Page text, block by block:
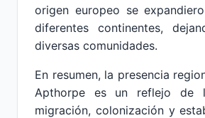
origen europeo se
diferentes continentes,
diversas comunidades.
En resumen, la presencia
Apthorpe es un reflejo de
migración, colonización y